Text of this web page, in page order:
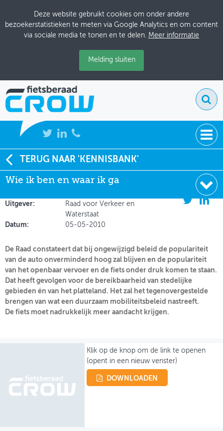
Deze website gebruikt cookies om onder andere
bezoekerstatistieken te meten via Google Analytics en om content
via sociale media te tonen en te delen. Meer informatie
Melding sluiten
NIEUWS
BIJEENKOMSTEN
KENNISBANK
ADRESSENBOEK
THEMASITES
MIJN PROFIEL
GEBRUIKER
TERUG NAAR 'KENNISBANK'
Wie ik ben en waar ik ga
Soort:
Beleidsdocumenten
Auteur:
Raad voor Verkeer en
Uitgever:
Raad voor Verkeer en
Waterstaat
Datum:
05-05-2010
De Raad constateert dat bij ongewijzigd beleid de populariteit
van de auto onverminderd hoog zal blijven en de populariteit
van het openbaar vervoer en de fiets onder druk komen te staan.
Dat heeft gevolgen voor de bereikbaarheid van stedelijke
gebieden én van het platteland. Het zal het tegenovergestelde
brengen van wat een duurzaam mobiliteitsbeleid nastreeft.
De fiets moet nadrukkelijk meer aandacht krijgen.
Klik op de knop om de link te openen
(opent in een nieuw venster)
DOWNLOADEN